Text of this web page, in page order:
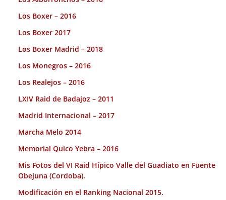
Los Boxer – 2016
Los Boxer 2017
Los Boxer Madrid – 2018
Los Monegros – 2016
Los Realejos – 2016
LXIV Raid de Badajoz – 2011
Madrid Internacional – 2017
Marcha Melo 2014
Memorial Quico Yebra – 2016
Mis Fotos del VI Raid Hípico Valle del Guadiato en Fuente
Obejuna (Cordoba).
Modificación en el Ranking Nacional 2015.